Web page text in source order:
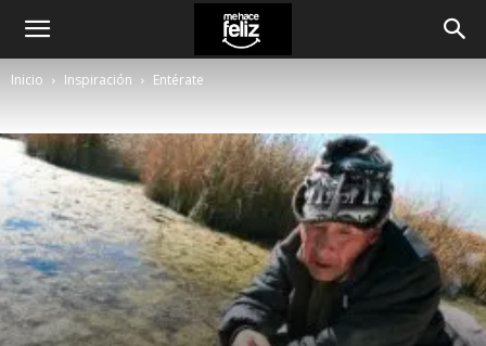
Inicio Inspiración Entérate